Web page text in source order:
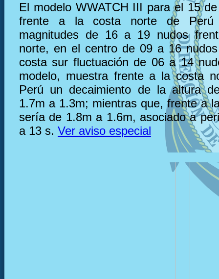
El modelo WWATCH III para el 15
frente a la costa norte de Perú
magnitudes de 16 a 19 nudos
norte, en el centro de 09 a 16
costa sur fluctuación de 06 a 14
modelo, muestra frente a la costa
Perú un decaimiento de la altura
1.7m a 1.3m; mientras que, frente a
sería de 1.8m a 1.6m, asociado a
a 13 s. Ver aviso especial